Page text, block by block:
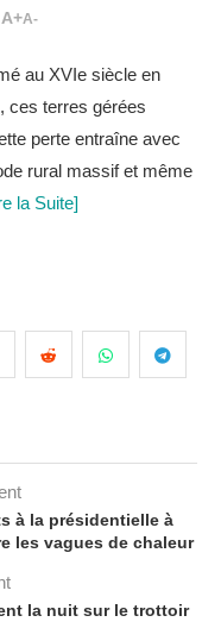
A+A-
au XVIe siècle en
ces terres gérées
perte entraîne avec
rural massif et même
la Suite]
à la présidentielle à
les vagues de chaleur
la nuit sur le trottoir